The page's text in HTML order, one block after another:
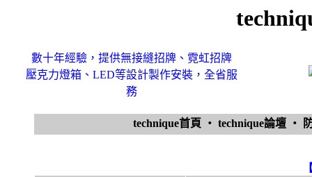
數十年經驗，提供無接縫招牌、霓虹招牌
壓克力燈箱、LED等設計製作安裝，全省服
務
technique首頁 ‧ technique論壇 ‧